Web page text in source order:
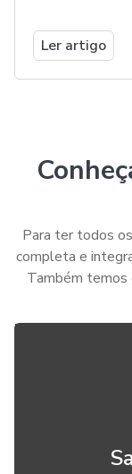
Ler artigo
Para ter todos
completa e
Também temos